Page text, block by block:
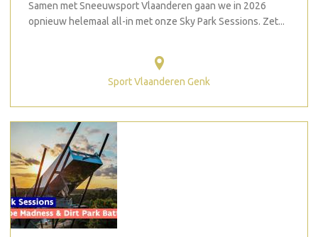
Samen met Sneeuwsport Vlaanderen gaan we in 2026
opnieuw helemaal all-in met onze Sky Park Sessions. Zet...
Sport Vlaanderen Genk